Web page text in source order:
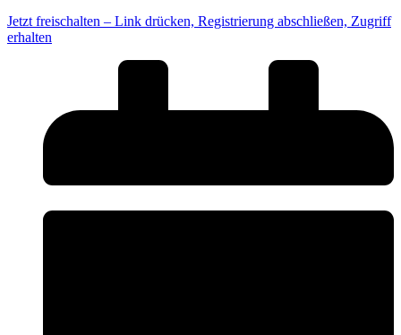
Jetzt freischalten – Link drücken, Registrierung abschließen, Zugriff
erhalten